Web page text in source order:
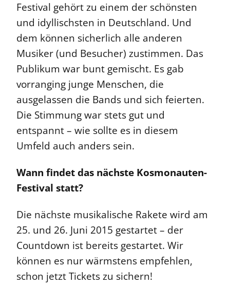
Festival gehört zu einem der schönsten
und idyllischsten in Deutschland. Und
dem können sicherlich alle anderen
Musiker (und Besucher) zustimmen. Das
Publikum war bunt gemischt. Es gab
vorranging junge Menschen, die
ausgelassen die Bands und sich feierten.
Die Stimmung war stets gut und
entspannt – wie sollte es in diesem
Umfeld auch anders sein.
Wann findet das nächste Kosmonauten-
Festival statt?
Die nächste musikalische Rakete wird am
25. und 26. Juni 2015 gestartet – der
Countdown ist bereits gestartet. Wir
können es nur wärmstens empfehlen,
schon jetzt Tickets zu sichern!